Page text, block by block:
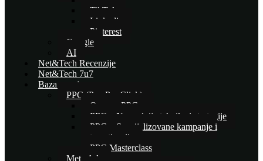
TikTok
Linkedin
Pinterest
Google
AI
Net&Tech Recenzije
Net&Tech 7u7
Baza znanja
PPC (Pay Per Click)
Osnove PPC-a
PPC – Naprednije tehnike i strategije
PPC – Specijalizovane kampanje i
automatizacija
PPC Masterclass
Meta Ads